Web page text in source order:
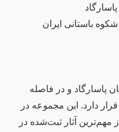
باستانی ایران
پاسارگاد و در فاصله
قرار دارد. این مجموعه در
مهم‌ترین آثار ثبت‌شده در